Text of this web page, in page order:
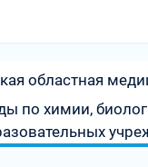
областная
по химии,